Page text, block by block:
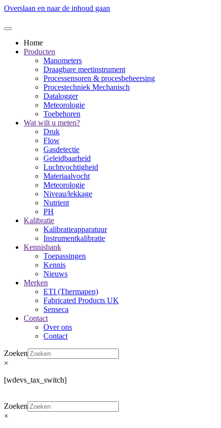
Overslaan en naar de inhoud gaan
Home
Producten
Manometers
Draagbare meetinstrument
Processensoren & procesbeheersing
Procestechniek Mechanisch
Datalogger
Meteorologie
Toebehoren
Wat wilt u meten?
Druk
Flow
Gasdetectie
Geleidbaarheid
Luchtvochtigheid
Materiaalvocht
Meteorologie
Niveau/lekkage
Nutrient
PH
Kalibratie
Kalibratieapparatuur
Instrumentkalibratie
Kennisbank
Toepassingen
Kennis
Nieuws
Merken
ETI (Thermapen)
Fabricated Products UK
Senseca
Contact
Over ons
Contact
Zoeken
×
[wdevs_tax_switch]
Zoeken
×